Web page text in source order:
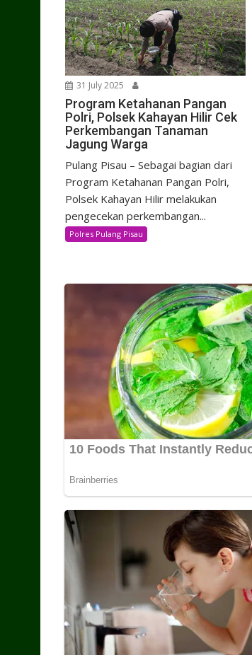
31 July 2025
Program Ketahanan Pangan
Polri, Polsek Kahayan Hilir Cek
Perkembangan Tanaman
Jagung Warga
Pulang Pisau – Sebagai bagian dari
Program Ketahanan Pangan Polri,
Polsek Kahayan Hilir melakukan
pengecekan perkembangan...
Polres Pulang Pisau